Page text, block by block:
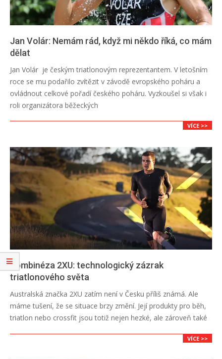
Jan Volár: Nemám rád, když mi někdo říká, co mám
dělat
01-
Jan Volár je českým triatlonovým reprezentantem. V letošním
roce se mu podařilo zvítězit v závodě evropského poháru a
ovládnout celkové pořadí českého poháru. Vyzkoušel si však i
roli organizátora běžeckých
VÍCE >>
Kombinéza 2XU: technologický zázrak
triatlonového světa
Australská značka 2XU zatím není v Česku příliš známá. Ale
máme tušení, že se situace brzy změní. Její produkty pro běh,
triatlon nebo crossfit jsou totiž nejen hezké, ale zároveň také
VÍCE >>